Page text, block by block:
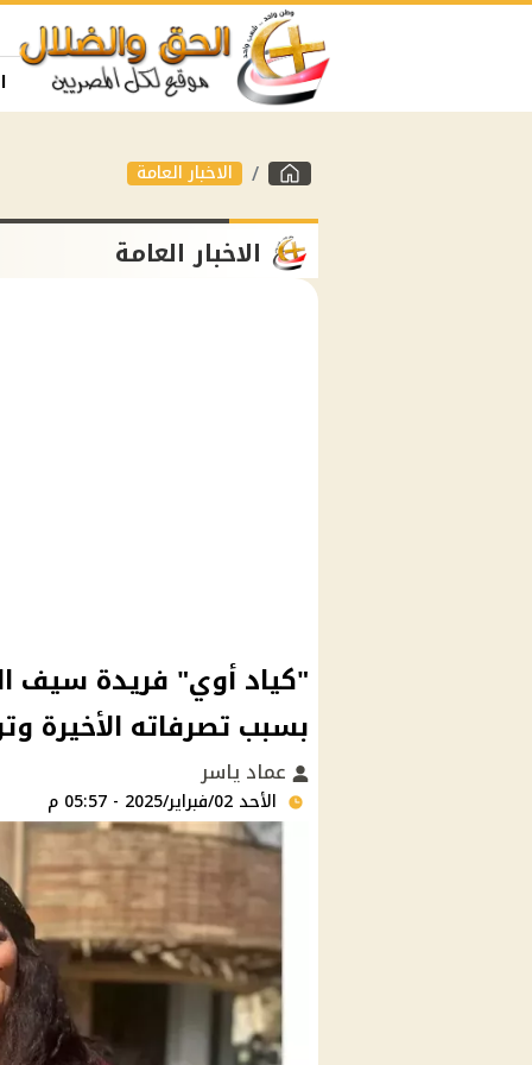
الاخبار العامة
الاخبار العامة
"كياد أوي" فريدة سيف
بسبب تصرفاته الأخيرة
عماد ياسر
الأحد 02/فبراير/2025 - 05:57 م